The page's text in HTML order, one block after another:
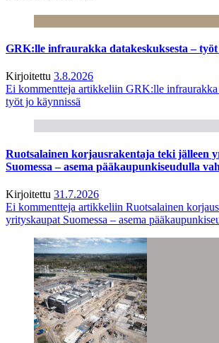
GRK:lle infraurakka datakeskuksesta – työt
Kirjoitettu 3.8.2026
Ei kommentteja artikkeliin GRK:lle infraurakka
työt jo käynnissä
Ruotsalainen korjausrakentaja teki jälleen
Suomessa – asema pääkaupunkiseudulla
Kirjoitettu 31.7.2026
Ei kommentteja artikkeliin Ruotsalainen
yrityskaupat Suomessa – asema